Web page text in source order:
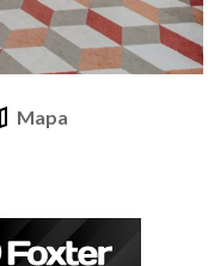
Mapa